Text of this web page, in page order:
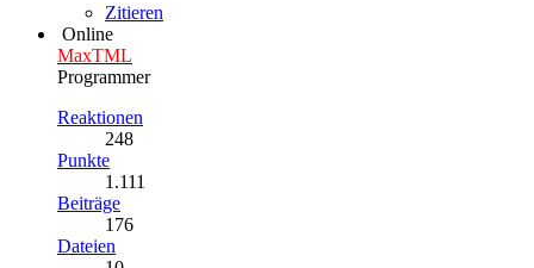
Zitieren
Online
MaxTML
Programmer
Reaktionen
248
Punkte
1.111
Beiträge
176
Dateien